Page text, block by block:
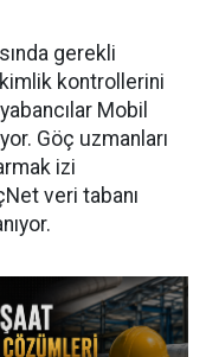
gerekli
kontrollerini
Mobil
Göç uzmanları
izi
veri tabanı